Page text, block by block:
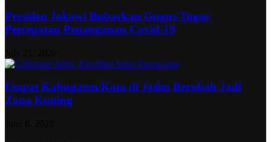
Presiden Jokowi Bubarkan Gugus Tugas
Percepatan Penanganan Covid-19
Empat Kabupaten/Kota di Jatim Berubah Jadi
Zona Kuning